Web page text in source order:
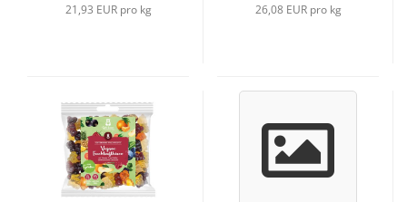
21,93 EUR pro kg 26,08 EUR pro kg